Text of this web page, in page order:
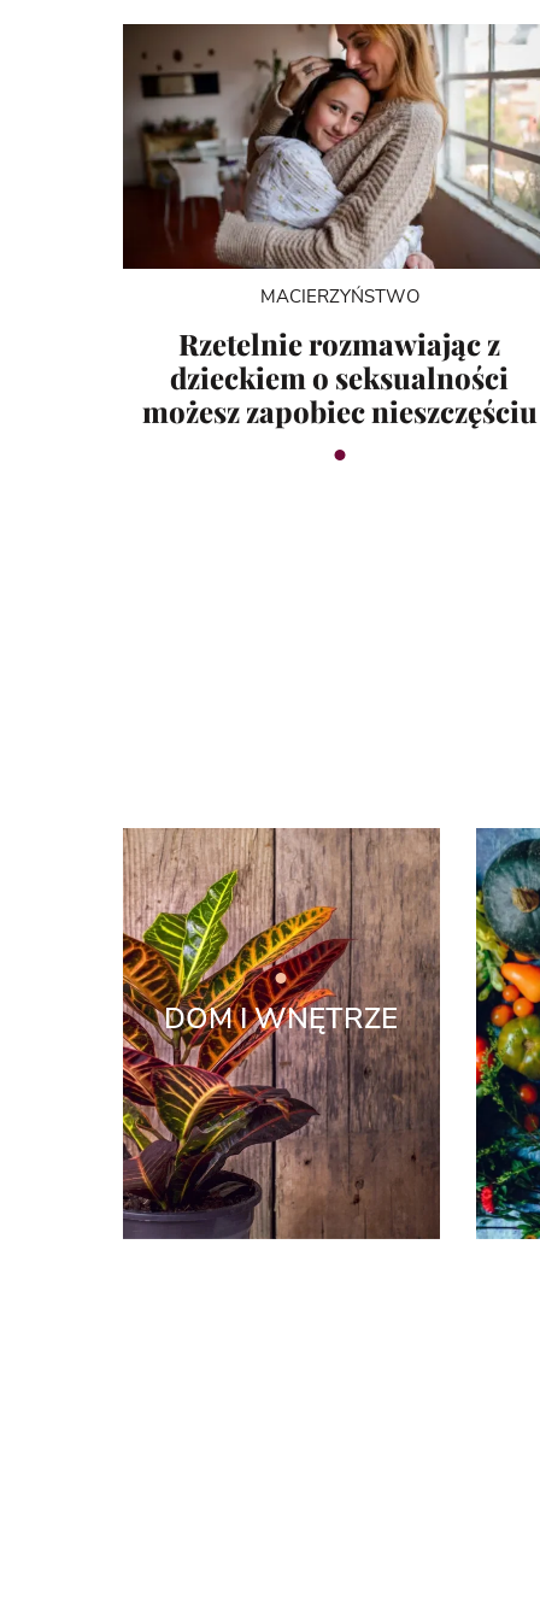
MACIERZYŃSTWO
Rzetelnie rozmawiając z
dzieckiem o seksualności
możesz zapobiec nieszczęściu
DOM I WNĘTRZE